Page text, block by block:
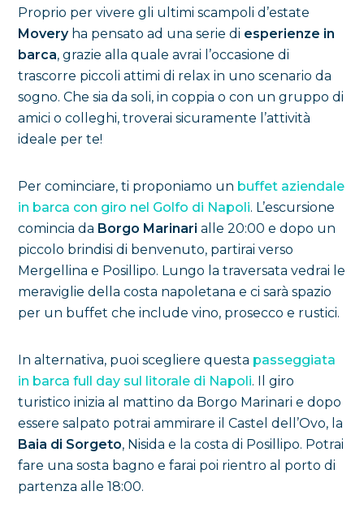
Proprio per vivere gli ultimi scampoli d’estate
Movery ha pensato ad una serie di esperienze in
barca, grazie alla quale avrai l’occasione di
trascorre piccoli attimi di relax in uno scenario da
sogno. Che sia da soli, in coppia o con un gruppo di
amici o colleghi, troverai sicuramente l’attività
ideale per te!
Per cominciare, ti proponiamo un buffet aziendale
in barca con giro nel Golfo di Napoli. L’escursione
comincia da Borgo Marinari alle 20:00 e dopo un
piccolo brindisi di benvenuto, partirai verso
Mergellina e Posillipo. Lungo la traversata vedrai le
meraviglie della costa napoletana e ci sarà spazio
per un buffet che include vino, prosecco e rustici.
In alternativa, puoi scegliere questa passeggiata
in barca full day sul litorale di Napoli. Il giro
turistico inizia al mattino da Borgo Marinari e dopo
essere salpato potrai ammirare il Castel dell’Ovo, la
Baia di Sorgeto, Nisida e la costa di Posillipo. Potrai
fare una sosta bagno e farai poi rientro al porto di
partenza alle 18:00.